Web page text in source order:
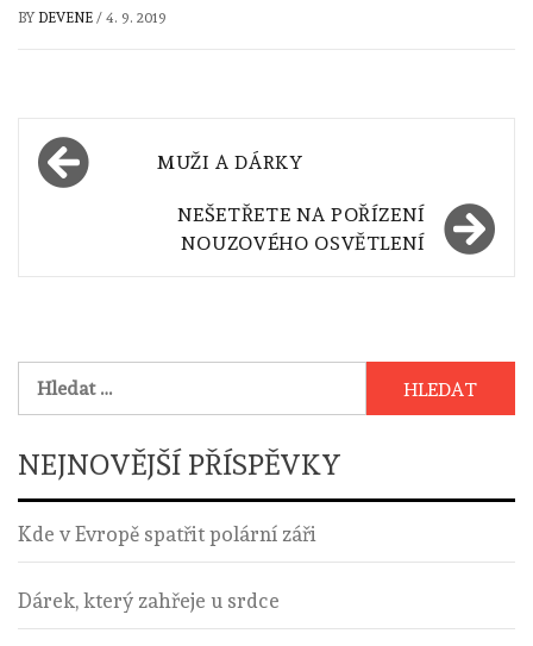
BY DEVENE / 4. 9. 2019
Navigace
pro
příspěvek
MUŽI A DÁRKY
NEŠETŘETE NA POŘÍZENÍ
NOUZOVÉHO OSVĚTLENÍ
Vyhledávání
NEJNOVĚJŠÍ PŘÍSPĚVKY
Kde v Evropě spatřit polární záři
Dárek, který zahřeje u srdce